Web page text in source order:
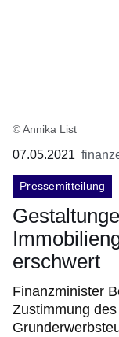
© Annika List
07.05.2021
Pressemitteilung
erschwert
Finanzminister
Zustimmung